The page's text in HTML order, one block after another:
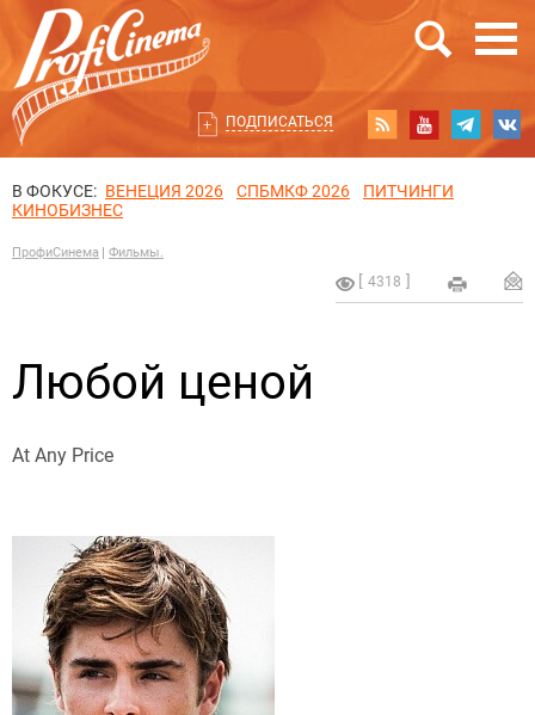
ПОДПИСАТЬСЯ
В ФОКУСЕ: ВЕНЕЦИЯ 2026 СПБМКФ 2026
ПИТЧИНГИ
КИНОБИЗНЕС
ПрофиСинема Фильмы.
4318
Любой ценой
At Any Price